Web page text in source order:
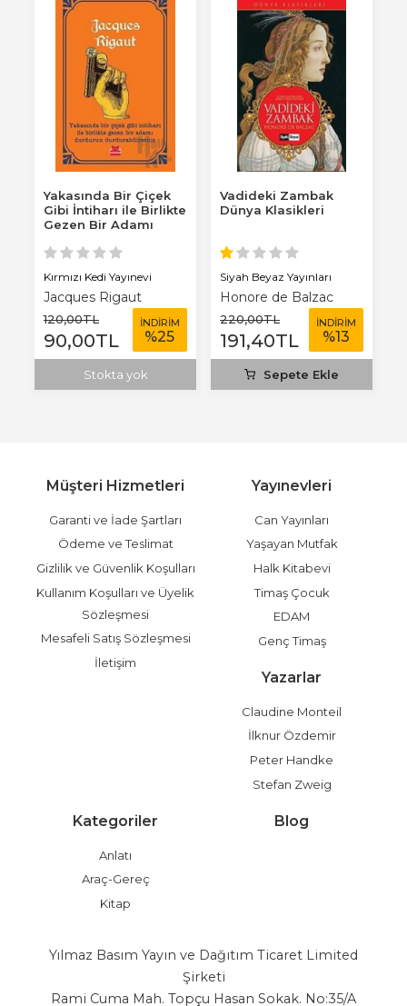
Yakasında Bir Çiçek
Gibi İntiharı ile Birlikte
Gezen Bir Adamı
Kırmızı Kedi Yayınevi
Jacques Rigaut
120,00TL
90,00TL
İNDİRİM
%25
Stokta yok
Vadideki Zambak
Dünya Klasikleri
Siyah Beyaz Yayınları
Honore de Balzac
220,00TL
191,40TL
İNDİRİM
%13
Sepete Ekle
Müşteri Hizmetleri
Garanti ve İade Şartları
Ödeme ve Teslimat
Gizlilik ve Güvenlik Koşulları
Kullanım Koşulları ve Üyelik
Sözleşmesi
Mesafeli Satış Sözleşmesi
İletişim
Yayınevleri
Can Yayınları
Yaşayan Mutfak
Halk Kitabevi
Timaş Çocuk
EDAM
Genç Timaş
Yazarlar
Claudine Monteil
İlknur Özdemir
Peter Handke
Stefan Zweig
Kategoriler
Anlatı
Araç-Gereç
Kitap
Blog
Yılmaz Basım Yayın ve Dağıtım Ticaret Limited
Şirketi
Rami Cuma Mah. Topçu Hasan Sokak. No:35/A